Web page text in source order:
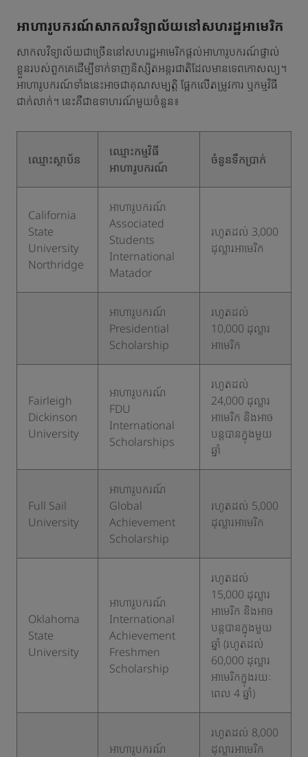
អាហារូបករណ៍សាកលវិទ្យាល័យនៅសហរដ្ឋអាមេរិក
សាកលវិទ្យាល័យជាច្រើននៅសហរដ្ឋអាមេរិកផ្តល់អាហារូបករណ៍ផ្ទាល់
ខ្លួនរបស់ពួកគេដើម្បីទាក់ទាញនិស្សិតអន្តរជាតិដែលមានទេពកោសល្យ។
អាហារូបករណ៍ទាំងនេះអាចជាគុណសម្បត្តិ ផ្អែកលើតម្រូវការ ឬកម្មវិធី
ជាក់លាក់។ នេះគឺជាឧទាហរណ៍មួយចំនួន៖
ឈ្មោះស្ថាប័ន
ឈ្មោះកម្មវិធី
អាហារូបករណ៍
ចំនួនទឹកប្រាក់
California
State
University
Northridge
អាហារូបករណ៍
Associated
Students
International
Matador
រហូតដល់ 3,000
ដុល្លារអាមេរិក
អាហារូបករណ៍
Presidential
Scholarship
រហូតដល់
10,000 ដុល្លារ
អាមេរិក
Fairleigh
Dickinson
University
អាហារូបករណ៍
FDU
International
Scholarships
រហូតដល់
24,000 ដុល្លារ
អាមេរិក និងអាច
បន្តបានក្នុងមួយ
ឆ្នាំ
Full Sail
University
អាហារូបករណ៍
Global
Achievement
Scholarship
រហូតដល់ 5,000
ដុល្លារអាមេរិក
Oklahoma
State
University
អាហារូបករណ៍
International
Achievement
Freshmen
Scholarship
រហូតដល់
15,000 ដុល្លារ
អាមេរិក និងអាច
បន្តបានក្នុងមួយ
ឆ្នាំ (រហូតដល់
60,000 ដុល្លារ
អាមេរិកក្នុងរយៈ
ពេល 4 ឆ្នាំ)
អាហារូបករណ៍
រហូតដល់ 8,000
ដុល្លារអាមេរិក